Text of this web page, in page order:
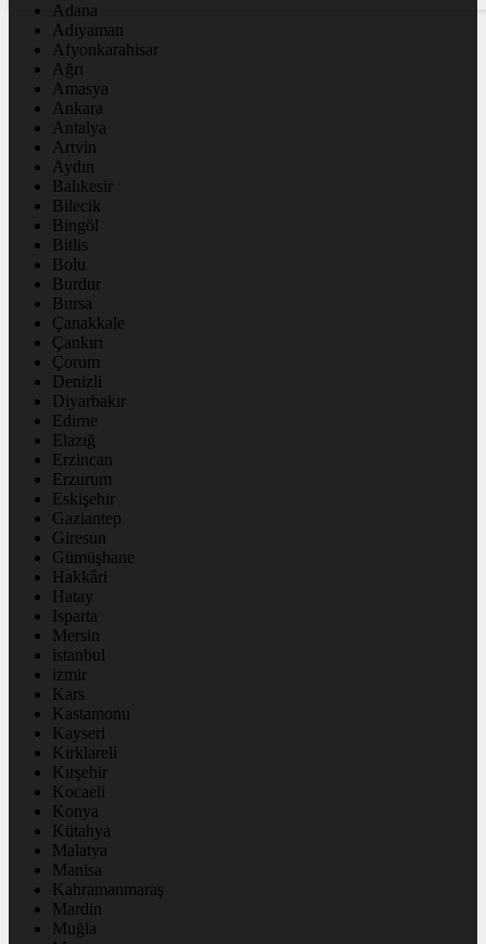
Adana
Adıyaman
Afyonkarahisar
Ağrı
Amasya
Ankara
Antalya
Artvin
Aydın
Balıkesir
Bilecik
Bingöl
Bitlis
Bolu
Burdur
Bursa
Çanakkale
Çankırı
Çorum
Denizli
Diyarbakır
Edirne
Elazığ
Erzincan
Erzurum
Eskişehir
Gaziantep
Giresun
Gümüşhane
Hakkâri
Hatay
Isparta
Mersin
istanbul
izmir
Kars
Kastamonu
Kayseri
Kırklareli
Kırşehir
Kocaeli
Konya
Kütahya
Malatya
Manisa
Kahramanmaraş
Mardin
Muğla